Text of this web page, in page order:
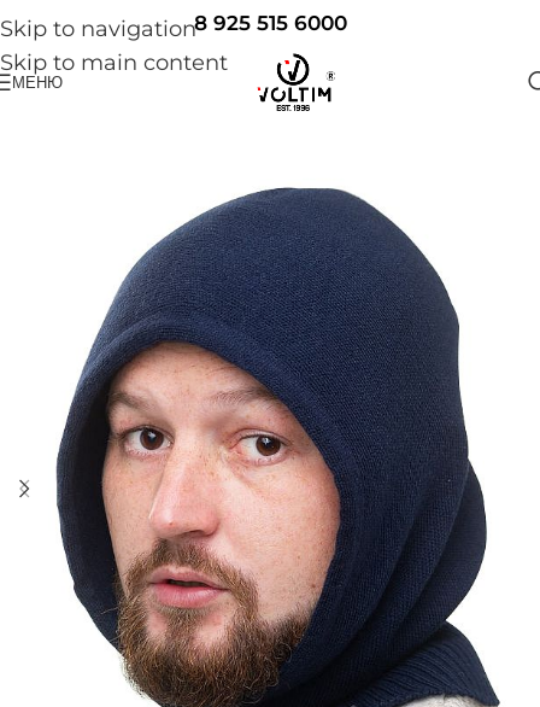
Skip to navigation
Skip to main content
8 925 515 6000
МЕНЮ